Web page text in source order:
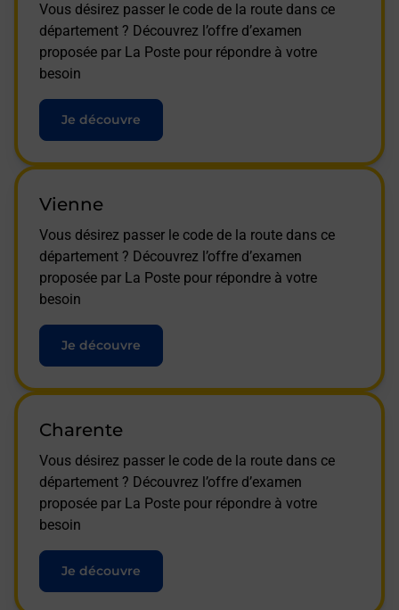
Vous désirez passer le code de la route dans ce
département ? Découvrez l’offre d’examen
proposée par La Poste pour répondre à votre
besoin
Je découvre
Vienne
Vous désirez passer le code de la route dans ce
département ? Découvrez l’offre d’examen
proposée par La Poste pour répondre à votre
besoin
Je découvre
Charente
Vous désirez passer le code de la route dans ce
département ? Découvrez l’offre d’examen
proposée par La Poste pour répondre à votre
besoin
Je découvre